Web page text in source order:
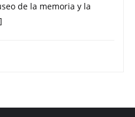
de la memoria y la